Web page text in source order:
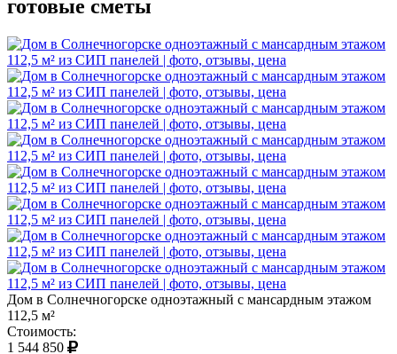
готовые сметы
Дом в Солнечногорске одноэтажный с мансардным этажом
112,5 м²
Стоимость:
1 544 850